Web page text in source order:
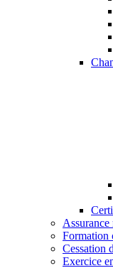
Formation
Cessation
Exercice